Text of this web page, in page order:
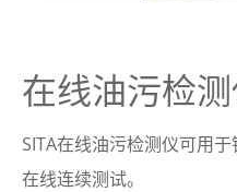
在线油污检
SITA在线油污检测仪可用
在线连续测试。